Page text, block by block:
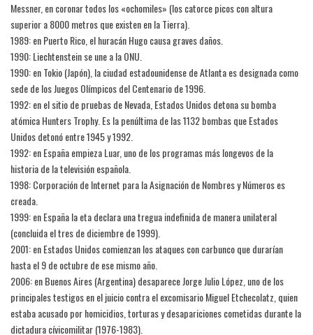
Messner, en coronar todos los «ochomiles» (los catorce picos con altura
superior a 8000 metros que existen en la Tierra).
1989: en Puerto Rico, el huracán Hugo causa graves daños.
1990: Liechtenstein se une a la ONU.
1990: en Tokio (Japón), la ciudad estadounidense de Atlanta es designada como
sede de los Juegos Olímpicos del Centenario de 1996.
1992: en el sitio de pruebas de Nevada, Estados Unidos detona su bomba
atómica Hunters Trophy. Es la penúltima de las 1132 bombas que Estados
Unidos detonó entre 1945 y 1992.
1992: en España empieza Luar, uno de los programas más longevos de la
historia de la televisión española.
1998: Corporación de Internet para la Asignación de Nombres y Números es
creada.
1999: en España la eta declara una tregua indefinida de manera unilateral
(concluida el tres de diciembre de 1999).
2001: en Estados Unidos comienzan los ataques con carbunco que durarían
hasta el 9 de octubre de ese mismo año.
2006: en Buenos Aires (Argentina) desaparece Jorge Julio López, uno de los
principales testigos en el juicio contra el excomisario Miguel Etchecolatz, quien
estaba acusado por homicidios, torturas y desapariciones cometidas durante la
dictadura cívicomilitar (1976-1983).